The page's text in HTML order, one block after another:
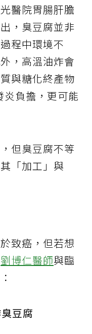
醫院胃腸肝膽
，臭豆腐並非
程中環境不
外，高溫油炸會
與糖化終產物
炎負擔，更可能
但臭豆腐不等
「加工」與
致癌，但若想
劉博仁醫師與臨
豆腐